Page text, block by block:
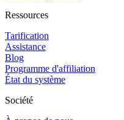
Ressources
Tarification
Assistance
Blog
Programme d'affiliation
État du système
Société